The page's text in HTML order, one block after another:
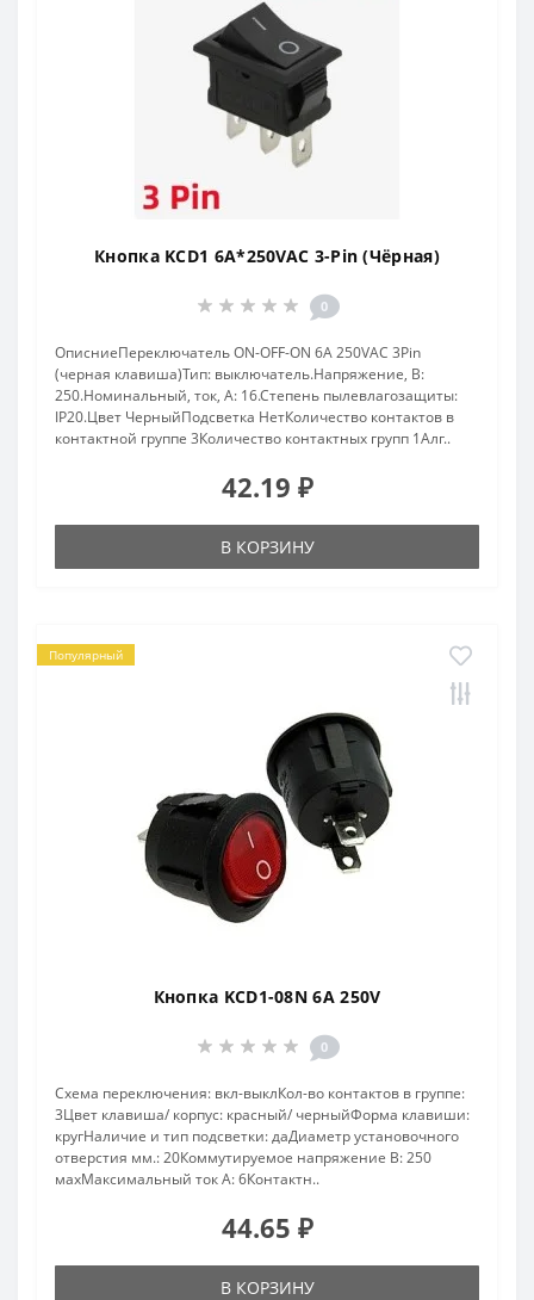
Кнопка KCD1 6A*250VAC 3-Pin (Чёрная)
0
ОписниеПереключатель ON-OFF-ON 6A 250VAC 3Pin
(черная клавиша)Тип: выключатель.Напряжение, В:
250.Номинальный, ток, А: 16.Степень пылевлагозащиты:
IP20.Цвет ЧерныйПодсветка НетКоличество контактов в
контактной группе 3Количество контактных групп 1Алг..
42.19 ₽
В КОРЗИНУ
Популярный
Кнопка KCD1-08N 6A 250V
0
Схема переключения: вкл-выклКол-во контактов в группе:
3Цвет клавиша/ корпус: красный/ черныйФорма клавиши:
кругНаличие и тип подсветки: даДиаметр установочного
отверстия мм.: 20Коммутируемое напряжение В: 250
махМаксимальный ток А: 6Контактн..
44.65 ₽
В КОРЗИНУ